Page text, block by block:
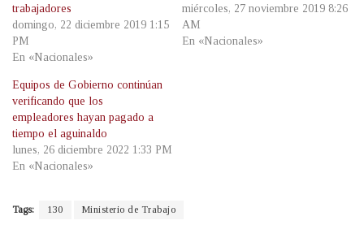
trabajadores
domingo, 22 diciembre 2019 1:15
PM
En «Nacionales»
miércoles, 27 noviembre 2019 8:26
AM
En «Nacionales»
Equipos de Gobierno continúan
verificando que los
empleadores hayan pagado a
tiempo el aguinaldo
lunes, 26 diciembre 2022 1:33 PM
En «Nacionales»
Tags: 130 Ministerio de Trabajo